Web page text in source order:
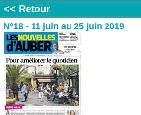
<< Retour
N°18 - 11 juin au 25 juin 2019